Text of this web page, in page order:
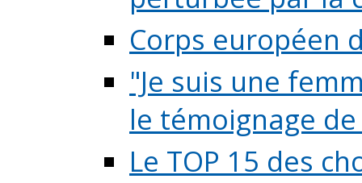
Corps européen
"Je suis une
le témoignage de
Le TOP 15 des